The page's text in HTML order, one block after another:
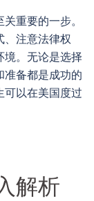
重要的一步。
、注意法律权
境。无论是选择
准备都是成功的
可以在美国度过
解析